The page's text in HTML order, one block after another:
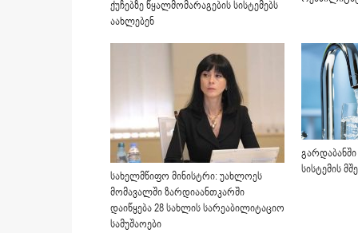
ქუჩებზე წყალმომარაგების სისტემებს
აახლებენ
სახელმწიფო მინისტრი: უახლოეს
მომავალში ზარდიაანთკარში
დაიწყება 28 სახლის სარეაბილიტაციო
სამუშაოები
სისტემის